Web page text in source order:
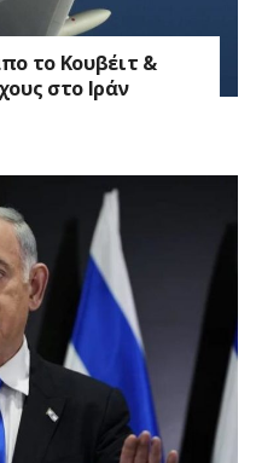
το Κουβέιτ &
στο Ιράν